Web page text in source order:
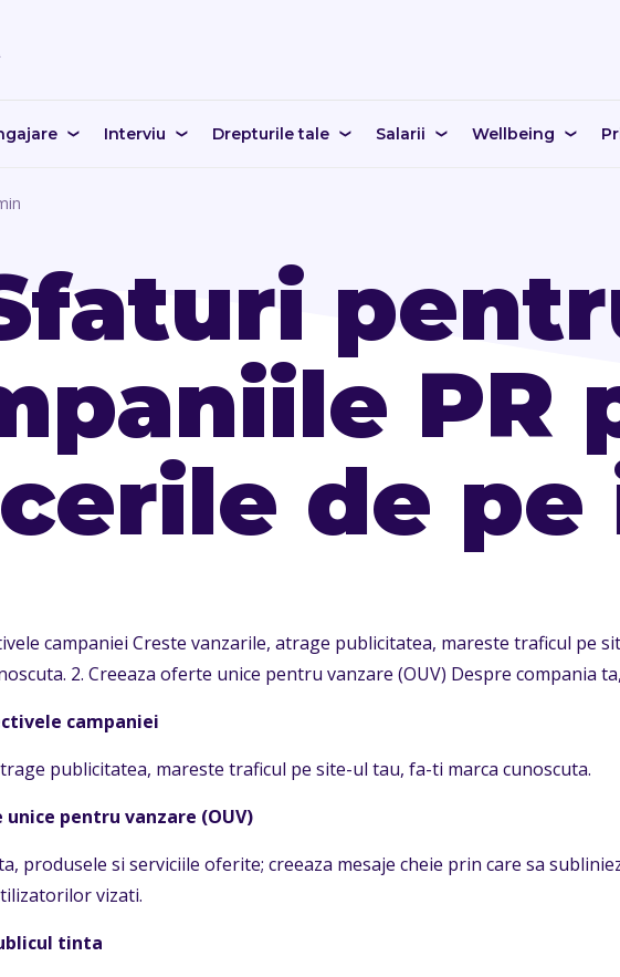
Interviu Drepturile tale Salarii Wellbeing
PR
de
campaniei Creste vanzarile, atrage publicitatea, mareste traficul pe
2. Creeaza oferte unice pentru vanzare (OUV) Despre compania ta,
campaniei
publicitatea, mareste traficul pe site-ul tau, fa-ti marca cunoscuta.
pentru vanzare (OUV)
produsele si serviciile oferite; creeaza mesaje cheie prin care sa
vizati.
tinta